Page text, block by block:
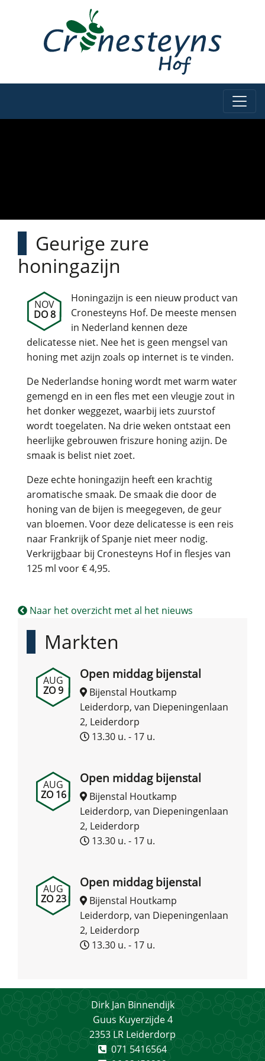
Geurige zure
honingazijn
NOV
DO 8
Honingazijn is een nieuw product van
Cronesteyns Hof. De meeste mensen
in Nederland kennen deze
delicatesse niet. Nee het is geen mengsel van
honing met azijn zoals op internet is te vinden.
De Nederlandse honing wordt met warm water
gemengd en in een fles met een vleugje zout in
het donker weggezet, waarbij iets zuurstof
wordt toegelaten. Na drie weken ontstaat een
heerlijke gebrouwen friszure honing azijn. De
smaak is belist niet zoet.
Deze echte honingazijn heeft een krachtig
aromatische smaak. De smaak die door de
honing van de bijen is meegegeven, de geur
van bloemen. Voor deze delicatesse is een reis
naar Frankrijk of Spanje niet meer nodig.
Verkrijgbaar bij Cronesteyns Hof in flesjes van
125 ml voor € 4,95.
Naar het overzicht met al het nieuws
Markten
AUG
ZO 9
Open middag bijenstal
Bijenstal Houtkamp
Leiderdorp, van Diepeningenlaan
2, Leiderdorp
13.30 u. - 17 u.
AUG
ZO 16
Open middag bijenstal
Bijenstal Houtkamp
Leiderdorp, van Diepeningenlaan
2, Leiderdorp
13.30 u. - 17 u.
AUG
ZO 23
Open middag bijenstal
Bijenstal Houtkamp
Leiderdorp, van Diepeningenlaan
2, Leiderdorp
13.30 u. - 17 u.
Dirk Jan Binnendijk
Guus Kuyerzijde 4
2353 LR Leiderdorp
071 5416564